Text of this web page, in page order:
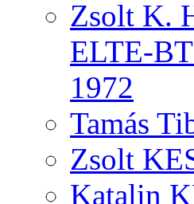
Zsolt K.
ELTE-
1972
Tamás
Zsolt
Katalin